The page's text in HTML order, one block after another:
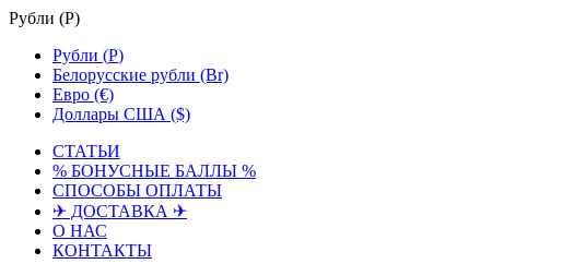
Рубли (Р)
Рубли (Р)
Белорусские рубли (Br)
Евро (€)
Доллары США ($)
СТАТЬИ
% БОНУСНЫЕ БАЛЛЫ %
СПОСОБЫ ОПЛАТЫ
✈ ДОСТАВКА ✈
О НАС
КОНТАКТЫ